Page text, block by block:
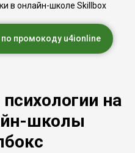
в онлайн-школе Skillbox
по промокоду u4ionline
на
школы